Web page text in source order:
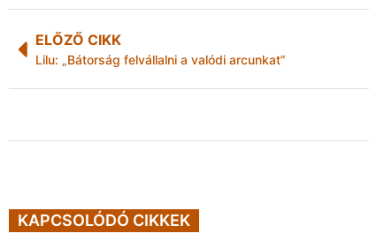
ELŐZŐ CIKK
Lilu: „Bátorság felvállalni a valódi arcunkat”
KAPCSOLÓDÓ CIKKEK